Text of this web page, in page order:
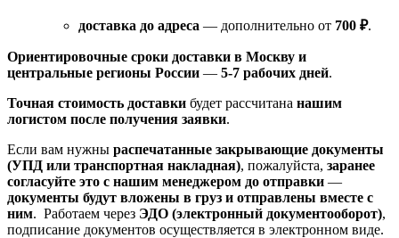
доставка до адреса — дополнительно от 700 ₽.
Ориентировочные сроки доставки в Москву и
центральные регионы России — 5-7 рабочих дней.
Точная стоимость доставки будет рассчитана нашим
логистом после получения заявки.
Если вам нужны распечатанные закрывающие документы
(УПД или транспортная накладная), пожалуйста, заранее
согласуйте это с нашим менеджером до отправки —
документы будут вложены в груз и отправлены вместе с
ним. Работаем через ЭДО (электронный документооборот),
подписание документов осуществляется в электронном виде.